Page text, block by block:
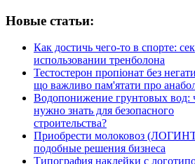
Новые статьи:
Как достичь чего-то в спорте:
использовании тренболона
Тестостерон пропіонат без
що важливо пам'ятати про
Водопонижение грунтовых вод:
нужно знать для безопасного
строительства?
Приобрести молоковоз
подобные решения бизнеса
Типография наклейки с